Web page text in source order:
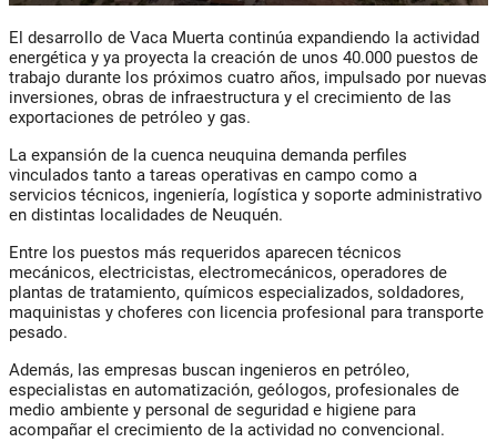
El desarrollo de Vaca Muerta continúa expandiendo la actividad
energética y ya proyecta la creación de unos 40.000 puestos de
trabajo durante los próximos cuatro años, impulsado por nuevas
inversiones, obras de infraestructura y el crecimiento de las
exportaciones de petróleo y gas.
La expansión de la cuenca neuquina demanda perfiles
vinculados tanto a tareas operativas en campo como a
servicios técnicos, ingeniería, logística y soporte administrativo
en distintas localidades de Neuquén.
Entre los puestos más requeridos aparecen técnicos
mecánicos, electricistas, electromecánicos, operadores de
plantas de tratamiento, químicos especializados, soldadores,
maquinistas y choferes con licencia profesional para transporte
pesado.
Además, las empresas buscan ingenieros en petróleo,
especialistas en automatización, geólogos, profesionales de
medio ambiente y personal de seguridad e higiene para
acompañar el crecimiento de la actividad no convencional.